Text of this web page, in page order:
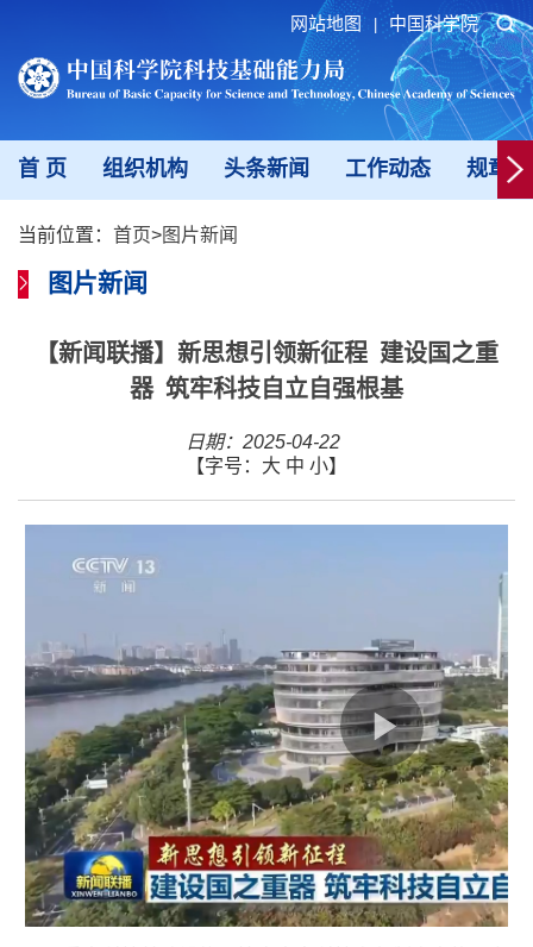
网站地图 中国科学院
首 页 组织机构 头条新闻 工作动态 规章
当前位置： 首页>图片新闻
图片新闻
【新闻联播】新思想引领新征程 建设国之重
器 筑牢科技自立自强根基
日期：2025-04-22
【字号： 大 中 小】